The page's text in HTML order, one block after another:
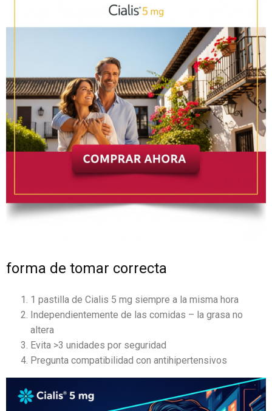
forma de tomar correcta
1 pastilla de Cialis 5 mg siempre a la misma hora
Independientemente de las comidas – la grasa no
altera
Evita >3 unidades por seguridad
Pregunta compatibilidad con antihipertensivos